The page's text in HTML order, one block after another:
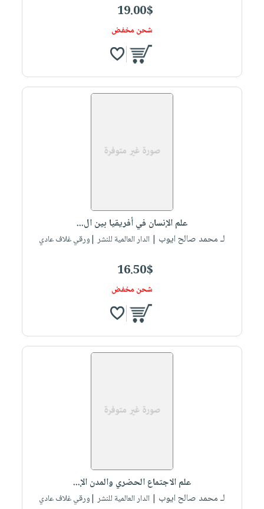
19.00$
شحن مخفض
علم الإنسان في أفريقيا بين ال...
لـ محمد صالح ايوب | الدار العالمية للنشر |ورقي غلاف عادي
16.50$
شحن مخفض
علم الاجتماع الحضري والمدن الإ...
لـ محمد صالح ايوب | الدار العالمية للنشر |ورقي غلاف عادي